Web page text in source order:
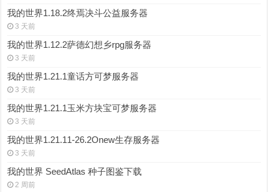
我的世界1.18.2终焉决斗公益服务器
3 天前
我的世界1.12.2萨德幻想乡rpg服务器
3 天前
我的世界1.21.1童话方可梦服务器
3 天前
我的世界1.21.1玉米方块宝可梦服务器
3 天前
我的世界1.21.11-26.2Onew生存服务器
3 天前
我的世界 SeedAtlas 种子图鉴下载
2 周前